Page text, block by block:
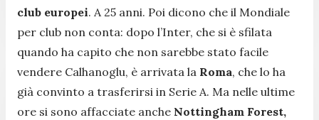
club europei. A 25 anni. Poi dicono che il Mondiale
per club non conta: dopo l’Inter, che si è sfilata
quando ha capito che non sarebbe stato facile
vendere Calhanoglu, è arrivata la Roma, che lo ha
già convinto a trasferirsi in Serie A. Ma nelle ultime
ore si sono affacciate anche Nottingham Forest,